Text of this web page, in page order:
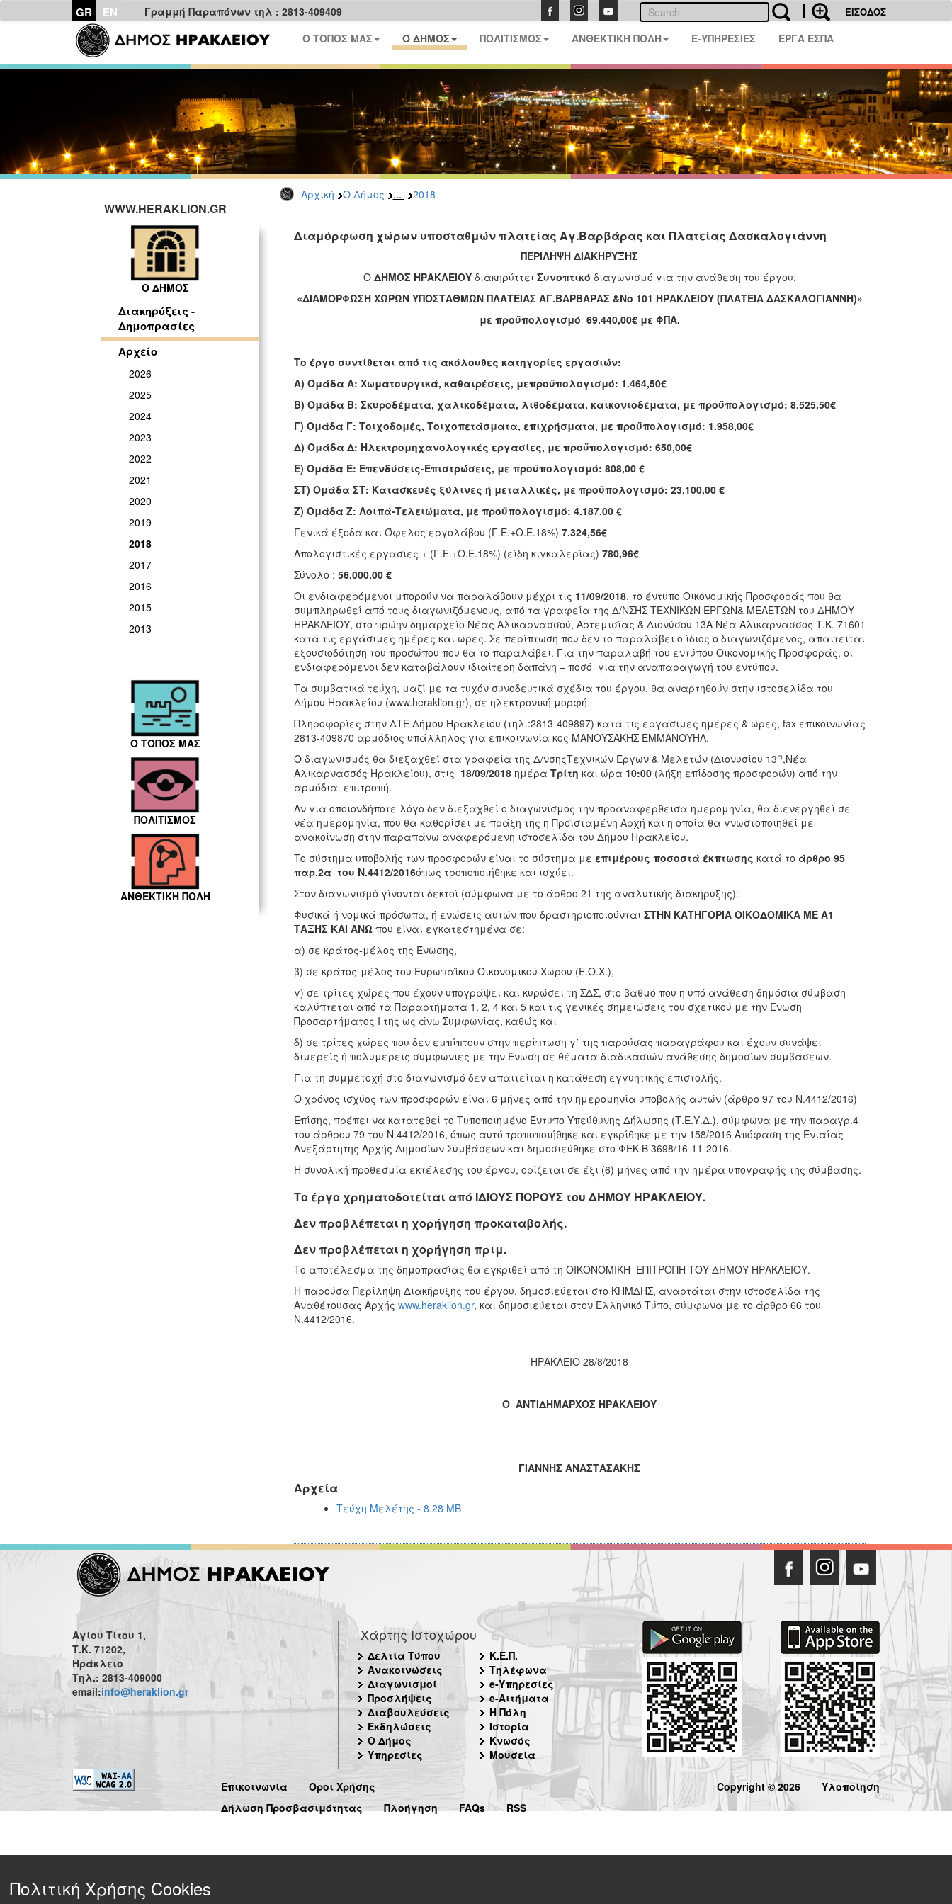
GR EN Γραμμή Παραπόνων τηλ : 2813-409409 ΕΙΣΟΔΟΣ
Ο ΤΟΠΟΣ ΜΑΣ Ο ΔΗΜΟΣ ΠΟΛΙΤΙΣΜΟΣ ΑΝΘΕΚΤΙΚΗ ΠΟΛΗ E-ΥΠΗΡΕΣΙΕΣ ΕΡΓΑ ΕΣΠΑ
Αρχική Ο Δήμος ... 2018
WWW.HERAKLION.GR
Ο ΔΗΜΟΣ
Διακηρύξεις -
Δημοπρασίες
Αρχείο
2026
2025
2024
2023
2022
2021
2020
2019
2018
2017
2016
2015
2013
Ο ΤΟΠΟΣ ΜΑΣ
ΠΟΛΙΤΙΣΜΟΣ
ΑΝΘΕΚΤΙΚΗ ΠΟΛΗ
Διαμόρφωση χώρων υποσταθμών πλατείας Αγ.Βαρβάρας και Πλατείας Δασκαλογιάννη
ΠΕΡΙΛΗΨΗ ΔΙΑΚΗΡΥΞΗΣ
Ο ΔΗΜΟΣ ΗΡΑΚΛΕΙΟΥ διακηρύττει Συνοπτικό διαγωνισμό για την ανάθεση του έργου:
«ΔΙΑΜΟΡΦΩΣΗ ΧΩΡΩΝ ΥΠΟΣΤΑΘΜΩΝ ΠΛΑΤΕΙΑΣ ΑΓ.ΒΑΡΒΑΡΑΣ &Νο 101 ΗΡΑΚΛΕΙΟΥ (ΠΛΑΤΕΙΑ ΔΑΣΚΑΛΟΓΙΑΝΝΗ)»
με προϋπολογισμό 69.440,00€ με ΦΠΑ.
Το έργο συντίθεται από τις ακόλουθες κατηγορίες εργασιών:
Α) Ομάδα Α: Χωματουργικά, καθαιρέσεις, μεπροϋπολογισμό: 1.464,50€
Β) Ομάδα Β: Σκυροδέματα, χαλικοδέματα, λιθοδέματα, καικονιοδέματα, με προϋπολογισμό: 8.525,50€
Γ) Ομάδα Γ: Τοιχοδομές, Τοιχοπετάσματα, επιχρήσματα, με προϋπολογισμό: 1.958,00€
Δ) Ομάδα Δ: Ηλεκτρομηχανολογικές εργασίες, με προϋπολογισμό: 650,00€
Ε) Ομάδα Ε: Επενδύσεις-Επιστρώσεις, με προϋπολογισμό: 808,00 €
ΣΤ) Ομάδα ΣΤ: Κατασκευές ξύλινες ή μεταλλικές, με προϋπολογισμό: 23.100,00 €
Ζ) Ομάδα Ζ: Λοιπά-Τελειώματα, με προϋπολογισμό: 4.187,00 €
Γενικά έξοδα και Όφελος εργολάβου (Γ.Ε.+Ο.Ε.18%) 7.324,56€
Απολογιστικές εργασίες + (Γ.Ε.+Ο.Ε.18%) (είδη κιγκαλερίας) 780,96€
Σύνολο : 56.000,00 €
Οι ενδιαφερόμενοι μπορούν να παραλάβουν μέχρι τις 11/09/2018, το έντυπο Οικονομικής Προσφοράς που θα
συμπληρωθεί από τους διαγωνιζόμενους, από τα γραφεία της Δ/ΝΣΗΣ ΤΕΧΝΙΚΩΝ ΕΡΓΩΝ& ΜΕΛΕΤΩΝ του ΔΗΜΟΥ
ΗΡΑΚΛΕΙΟΥ, στο πρώην δημαρχείο Νέας Αλικαρνασσού, Αρτεμισίας & Διονύσου 13Α Νέα Αλικαρνασσός Τ.Κ. 71601
κατά τις εργάσιμες ημέρες και ώρες. Σε περίπτωση που δεν το παραλάβει ο ίδιος ο διαγωνιζόμενος, απαιτείται
εξουσιοδότηση του προσώπου που θα το παραλάβει. Για την παραλαβή του εντύπου Οικονομικής Προσφοράς, οι
ενδιαφερόμενοι δεν καταβάλουν ιδιαίτερη δαπάνη – ποσό για την αναπαραγωγή του εντύπου.
Τα συμβατικά τεύχη, μαζί με τα τυχόν συνοδευτικά σχέδια του έργου, θα αναρτηθούν στην ιστοσελίδα του
Δήμου Ηρακλείου (www.heraklion.gr), σε ηλεκτρονική μορφή.
Πληροφορίες στην ΔΤΕ Δήμου Ηρακλείου (τηλ.:2813-409897) κατά τις εργάσιμες ημέρες & ώρες, fax επικοινωνίας
2813-409870 αρμόδιος υπάλληλος για επικοινωνία κος ΜΑΝΟΥΣΑΚΗΣ ΕΜΜΑΝΟΥΗΛ.
Ο διαγωνισμός θα διεξαχθεί στα γραφεία της Δ/νσηςΤεχνικών Έργων & Μελετών (Διονυσίου 13α,Νέα
Αλικαρνασσός Ηρακλείου), στις 18/09/2018ημέρα Τρίτη και ώρα 10:00 (λήξη επίδοσης προσφορών) από την
αρμόδια επιτροπή.
Αν για οποιονδήποτε λόγο δεν διεξαχθεί ο διαγωνισμός την προαναφερθείσα ημερομηνία, θα διενεργηθεί σε
νέα ημερομηνία, που θα καθορίσει με πράξη της η Προϊσταμένη Αρχή και η οποία θα γνωστοποιηθεί με
ανακοίνωση στην παραπάνω αναφερόμενη ιστοσελίδα του Δήμου Ηρακλείου.
Το σύστημα υποβολής των προσφορών είναι το σύστημα με επιμέρους ποσοστά έκπτωσης κατά το άρθρο 95
παρ.2α του Ν.4412/2016όπως τροποποιήθηκε και ισχύει.
Στον διαγωνισμό γίνονται δεκτοί (σύμφωνα με το άρθρο 21 της αναλυτικής διακήρυξης):
Φυσικά ή νομικά πρόσωπα, ή ενώσεις αυτών που δραστηριοποιούνται ΣΤΗΝ ΚΑΤΗΓΟΡΙΑ ΟΙΚΟΔΟΜΙΚΑ ΜΕ A1
ΤΑΞΗΣ ΚΑΙ ΑΝΩπου είναι εγκατεστημένα σε:
α) σε κράτος-μέλος της Ένωσης,
β) σε κράτος-μέλος του Ευρωπαϊκού Οικονομικού Χώρου (Ε.Ο.Χ.),
γ) σε τρίτες χώρες που έχουν υπογράψει και κυρώσει τη ΣΔΣ, στο βαθμό που η υπό ανάθεση δημόσια σύμβαση
καλύπτεται από τα Παραρτήματα 1, 2, 4 και 5 και τις γενικές σημειώσεις του σχετικού με την Ένωση
Προσαρτήματος I της ως άνω Συμφωνίας, καθώς και
δ) σε τρίτες χώρες που δεν εμπίπτουν στην περίπτωση γ΄ της παρούσας παραγράφου και έχουν συνάψει
διμερείς ή πολυμερείς συμφωνίες με την Ένωση σε θέματα διαδικασιών ανάθεσης δημοσίων συμβάσεων.
Για τη συμμετοχή στο διαγωνισμό δεν απαιτείται η κατάθεση εγγυητικής επιστολής.
Ο χρόνος ισχύος των προσφορών είναι 6 μήνες από την ημερομηνία υποβολής αυτών (άρθρο 97 του Ν.4412/2016)
Επίσης, πρέπει να κατατεθεί το Τυποποιημένο Έντυπο Υπεύθυνης Δήλωσης (Τ.Ε.Υ.Δ.), σύμφωνα με την παραγρ.4
του άρθρου 79 του Ν.4412/2016, όπως αυτό τροποποιήθηκε και εγκρίθηκε με την 158/2016 Απόφαση της Ενιαίας
Ανεξάρτητης Αρχής Δημοσίων Συμβάσεων και δημοσιεύθηκε στο ΦΕΚ Β 3698/16-11-2016.
Η συνολική προθεσμία εκτέλεσης του έργου, ορίζεται σε έξι (6) μήνες από την ημέρα υπογραφής της σύμβασης.
Το έργο χρηματοδοτείται από ΙΔΙΟΥΣ ΠΟΡΟΥΣ του ΔΗΜΟΥ ΗΡΑΚΛΕΙΟΥ.
Δεν προβλέπεται η χορήγηση προκαταβολής.
Δεν προβλέπεται η χορήγηση πριμ.
Το αποτέλεσμα της δημοπρασίας θα εγκριθεί από τη ΟΙΚΟΝΟΜΙΚΗ ΕΠΙΤΡΟΠΗ ΤΟΥ ΔΗΜΟΥ ΗΡΑΚΛΕΙΟΥ.
Η παρούσα Περίληψη Διακήρυξης του έργου, δημοσιεύεται στο ΚΗΜΔΗΣ, αναρτάται στην ιστοσελίδα της
Αναθέτουσας Αρχής www.heraklion.gr, και δημοσιεύεται στον Ελληνικό Τύπο, σύμφωνα με το άρθρο 66 του
Ν.4412/2016.
ΗΡΑΚΛΕΙΟ 28/8/2018
Ο ΑΝΤΙΔΗΜΑΡΧΟΣ ΗΡΑΚΛΕΙΟΥ
ΓΙΑΝΝΗΣ ΑΝΑΣΤΑΣΑΚΗΣ
Αρχεία
Τεύχη Μελέτης - 8.28 MB
Αγίου Τίτου 1,
Τ.Κ. 71202,
Ηράκλειο
Τηλ.: 2813-409000
email:info@heraklion.gr
Χάρτης Ιστοχώρου
Δελτία Τύπου
Ανακοινώσεις
Διαγωνισμοί
Προσλήψεις
Διαβουλεύσεις
Εκδηλώσεις
Ο Δήμος
Υπηρεσίες
Κ.Ε.Π.
Τηλέφωνα
e-Υπηρεσίες
e-Αιτήματα
Η Πόλη
Ιστορία
Κνωσός
Μουσεία
Επικοινωνία
Όροι Χρήσης
Δήλωση Προσβασιμότητας
Πλοήγηση FAQs RSS
Copyright © 2026 Υλοποίηση
Πολιτική Χρήσης Cookies